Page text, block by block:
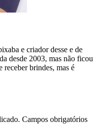
e criador desse e de
desde 2003, mas não ficou
receber brindes, mas é
Campos obrigatórios